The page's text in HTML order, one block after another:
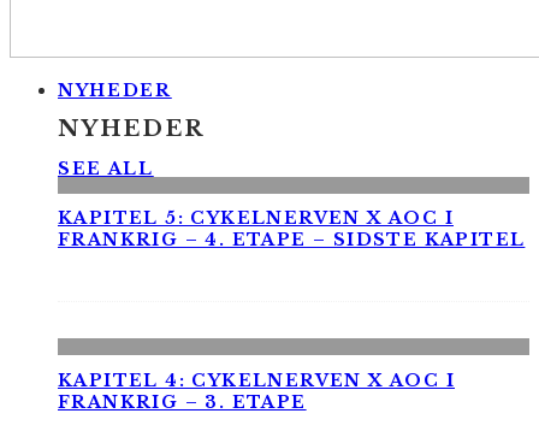
NYHEDER
NYHEDER
SEE ALL
KAPITEL 5: CYKELNERVEN X AOC I
FRANKRIG – 4. ETAPE – SIDSTE KAPITEL
KAPITEL 4: CYKELNERVEN X AOC I
FRANKRIG – 3. ETAPE